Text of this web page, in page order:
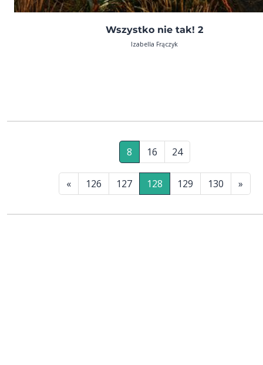
Wszystko nie tak! 2
Izabella Frączyk
8 16 24
« 126 127 128 129 130 »